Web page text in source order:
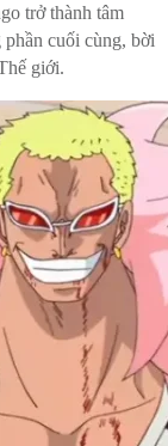
trở thành tâm
cuối cùng, bời
giới.